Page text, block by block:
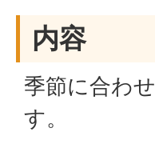
内容
季節に合わ
す。